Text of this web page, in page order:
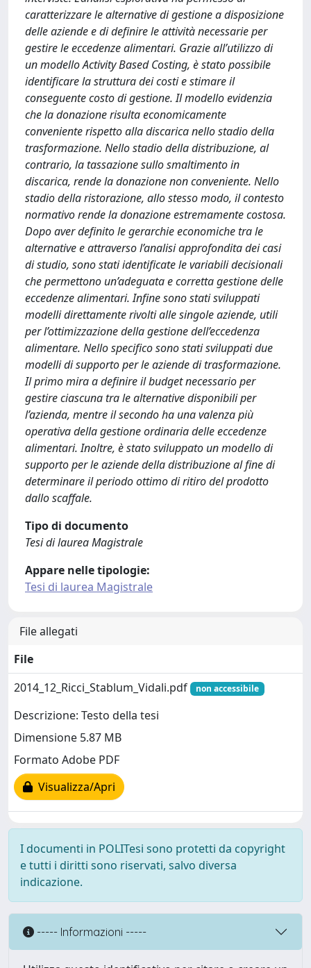
caratterizzare le alternative di gestione a disposizione
delle aziende e di definire le attività necessarie per
gestire le eccedenze alimentari. Grazie all’utilizzo di
un modello Activity Based Costing, è stato possibile
identificare la struttura dei costi e stimare il
conseguente costo di gestione. Il modello evidenzia
che la donazione risulta economicamente
conveniente rispetto alla discarica nello stadio della
trasformazione. Nello stadio della distribuzione, al
contrario, la tassazione sullo smaltimento in
discarica, rende la donazione non conveniente. Nello
stadio della ristorazione, allo stesso modo, il contesto
normativo rende la donazione estremamente costosa.
Dopo aver definito le gerarchie economiche tra le
alternative e attraverso l’analisi approfondita dei casi
di studio, sono stati identificate le variabili decisionali
che permettono un’adeguata e corretta gestione delle
eccedenze alimentari. Infine sono stati sviluppati
modelli direttamente rivolti alle singole aziende, utili
per l’ottimizzazione della gestione dell’eccedenza
alimentare. Nello specifico sono stati sviluppati due
modelli di supporto per le aziende di trasformazione.
Il primo mira a definire il budget necessario per
gestire ciascuna tra le alternative disponibili per
l’azienda, mentre il secondo ha una valenza più
operativa della gestione ordinaria delle eccedenze
alimentari. Inoltre, è stato sviluppato un modello di
supporto per le aziende della distribuzione al fine di
determinare il periodo ottimo di ritiro del prodotto
dallo scaffale.
Tipo di documento
Tesi di laurea Magistrale
Appare nelle tipologie:
Tesi di laurea Magistrale
File allegati
File
2014_12_Ricci_Stablum_Vidali.pdf
non accessibile
Descrizione: Testo della tesi
Dimensione 5.87 MB
Formato Adobe PDF
Visualizza/Apri
I documenti in POLITesi sono protetti da copyright
e tutti i diritti sono riservati, salvo diversa
indicazione.
----- Informazioni -----